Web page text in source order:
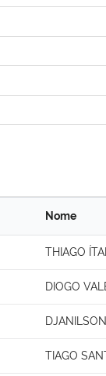
Nome
THIAGO
DIOGO
TIAGO